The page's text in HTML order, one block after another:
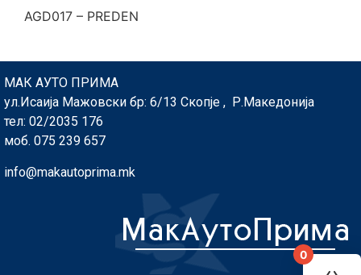
AGD017 – PREDEN
МАК АУТО ПРИМА
ул.Исаија Мажовски бр: 6/13 Скопје , Р.Македонија
тел: 02/2035 176
моб. 075 239 657
info@makautoprima.mk
0